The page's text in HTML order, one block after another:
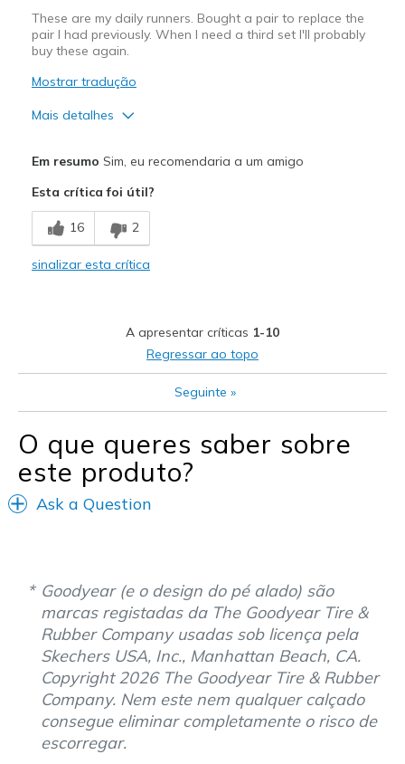
Travel
Width
Sizing
These are my daily runners. Bought a pair to replace the
pair I had previously. When I need a third set I'll probably
buy these again.
Mostrar tradução
Mais detalhes
Contras
Women's color options
Feels true to width
Sizing
Feels true to size
Shoes are for Wearing
Em resumo Sim, eu recomendaria a um amigo
Esta crítica foi útil?
16 2
sinalizar esta crítica
A apresentar críticas 1-10
Regressar ao topo
Seguinte »
O que queres saber sobre
este produto?
Ask a Question
Goodyear (e o design do pé alado) são
marcas registadas da The Goodyear Tire &
Rubber Company usadas sob licença pela
Skechers USA, Inc., Manhattan Beach, CA.
Copyright 2026 The Goodyear Tire & Rubber
Company. Nem este nem qualquer calçado
consegue eliminar completamente o risco de
escorregar.